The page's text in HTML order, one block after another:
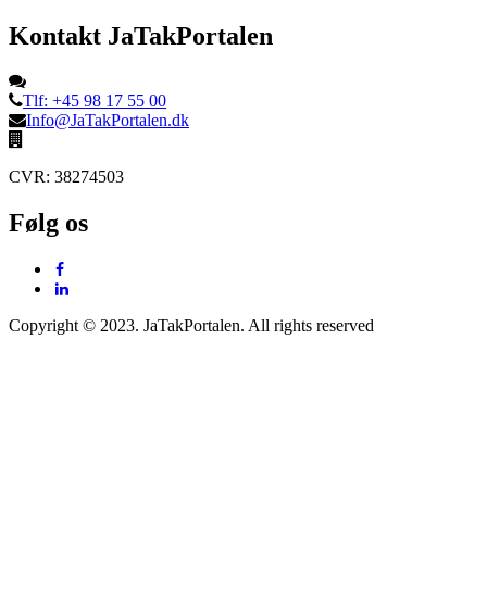
Kontakt JaTakPortalen
Tlf: +45 98 17 55 00
Info@JaTakPortalen.dk
CVR: 38274503
Følg os
Copyright © 2023. JaTakPortalen. All rights reserved